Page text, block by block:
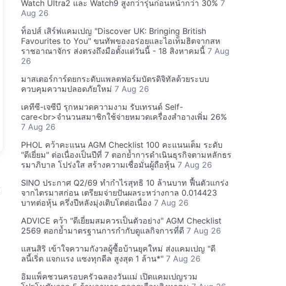
Watch Ultra2 และ Watch9 สูงกว่ารุ่นก่อนหน้ากว่า 30% 7
Aug 26
ท็อปส์ เสิร์ฟแคมเปญ "Discover UK: Bringing British
Favourites to You" ขนทัพของอร่อยและไอเท็มฮิตจากสห
ราชอาณาจักร ส่งตรงถึงมือตั้งแต่วันนี้ - 18 สิงหาคมนี้ 7 Aug
26
มาสเตอร์การ์ดยกระดับแพลตฟอร์มบัตรดิจิทัลด้วยระบบ
ควบคุมความปลอดภัยใหม่ 7 Aug 26
เคทีซี-เจซีบี รุกหมวดความงาม รับเทรนด์ Self-
care<br>จำนวนสมาชิกใช้จ่ายหมวดเครื่องสำอางเพิ่ม 26%
7 Aug 26
PHOL คว้าคะแนน AGM Checklist 100 คะแนนเต็ม ระดับ
"ดีเยี่ยม" ต่อเนื่องเป็นปีที่ 7 ตอกย้ำการดำเนินธุรกิจตามหลักธร
รมาภิบาล โปร่งใส สร้างความเชื่อมั่นผู้ถือหุ้น 7 Aug 26
SINO ประกาศ Q2/69 ทำกำไรสุทธิ 10 ล้านบาท ฟื้นตัวแกร่ง
จากไตรมาสก่อน เตรียมจ่ายปันผลระหว่างกาล 0.014423
บาทต่อหุ้น ครึ่งปีหลังมุ่งเติบโตต่อเนื่อง 7 Aug 26
ADVICE คว้า "ดีเยี่ยมสมควรเป็นตัวอย่าง" AGM Checklist
2569 ตอกย้ำมาตรฐานการกำกับดูแลกิจการที่ดี 7 Aug 26
แสนสิริ เข้าใจความกังวลผู้ซื้อบ้านยุคใหม่ ส่งแคมเปญ "ดี
ลนี้เริ่ด แจกแรง แซงทุกดีล สูงสุด 1 ล้าน*" 7 Aug 26
อิมแพ็คชวนครอบครัวฉลองวันแม่ เปิดแคมเปญรวม